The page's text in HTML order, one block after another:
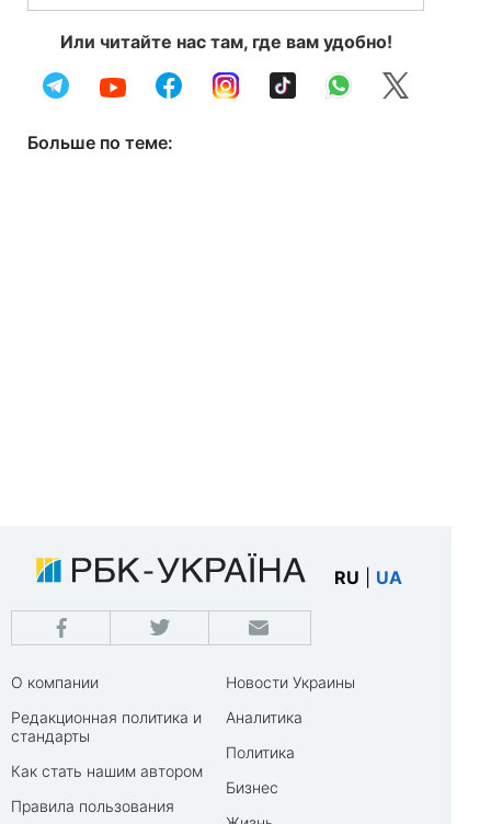
Или читайте нас там, где вам удобно!
Больше по теме:
RU UA
О компании
Редакционная политика и
стандарты
Как стать нашим автором
Правила пользования
Новости Украины
Аналитика
Политика
Бизнес